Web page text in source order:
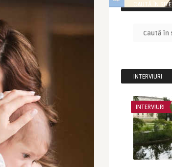
CAUTĂ ÎN SITE
INTERVIURI
INTERVIURI